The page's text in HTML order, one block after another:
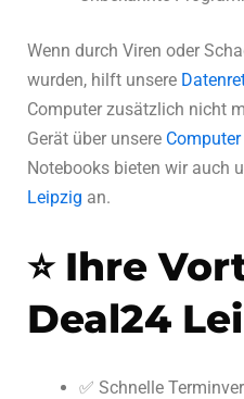
Wenn durch Viren oder
wurden, hilft unsere
Computer zusätzlich nicht
Gerät über unsere
Notebooks bieten wir auch
Leipzig an.
⭐ Ihre
Deal24
✅ Schnelle